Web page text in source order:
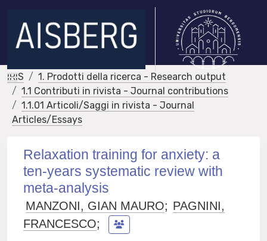
IRIS
1. Prodotti della ricerca - Research output
1.1 Contributi in rivista - Journal contributions
1.1.01 Articoli/Saggi in rivista - Journal
Articles/Essays
Relaxation training for anxiety: a
ten-years systematic review with
meta-analysis
MANZONI, GIAN MAURO; PAGNINI,
FRANCESCO;